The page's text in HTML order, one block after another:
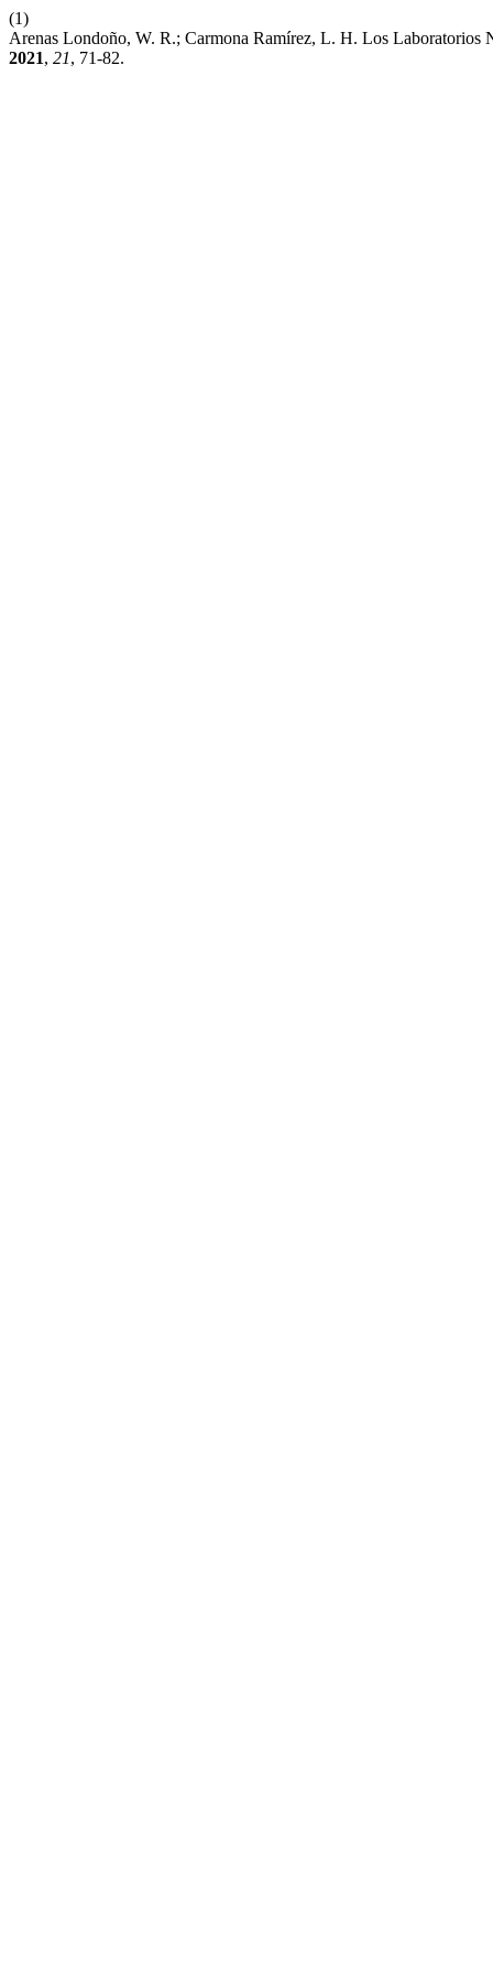
(1)
Arenas Londoño, W. R.; Carmona Ramírez, L. H. Los
2021, 21, 71-82.